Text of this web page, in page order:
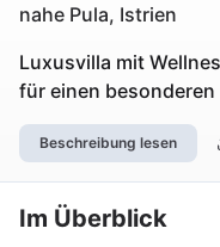
nahe Pula, Istrien
Luxusvilla mit
für einen
Beschreibung lesen
Im Überblick